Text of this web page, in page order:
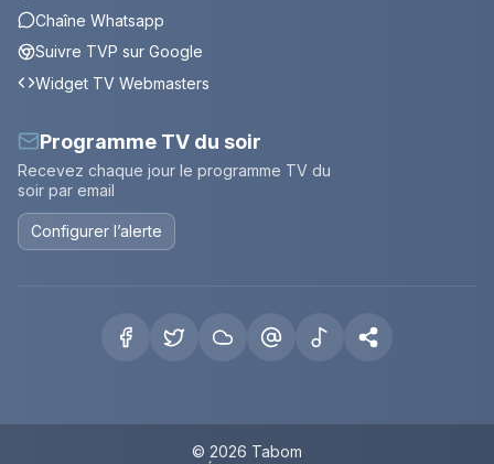
Chaîne Whatsapp
Suivre TVP sur Google
Widget TV Webmasters
Programme TV du soir
Recevez chaque jour le programme TV du
soir par email
Configurer l’alerte
© 2026 Tabom